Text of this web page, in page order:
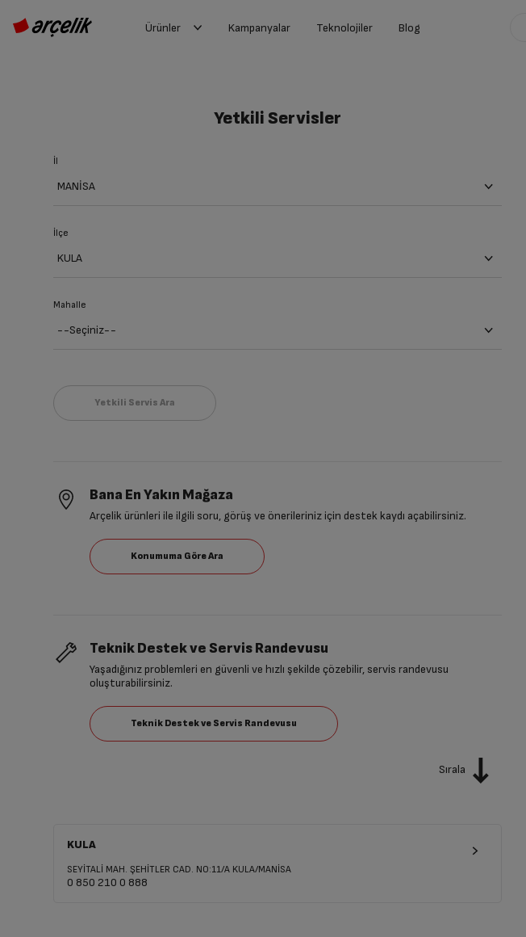
Ürünler Kampanyalar Teknolojiler Blog
Yetkili Servisler
İl
İlçe
Mahalle
Bana En Yakın Mağaza
Arçelik ürünleri ile ilgili soru, görüş ve önerileriniz için destek kaydı açabilirsiniz.
Teknik Destek ve Servis Randevusu
Yaşadığınız problemleri en güvenli ve hızlı şekilde çözebilir, servis randevusu
oluşturabilirsiniz.
Sırala
KULA
SEYİTALİ MAH. ŞEHİTLER CAD. NO:11/A KULA/MANİSA
0 850 210 0 888